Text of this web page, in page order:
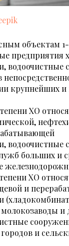
объектам
предприятия
водоочистные
крупнейших
ХО
водоочистные
больших и
ХО
и
и
и